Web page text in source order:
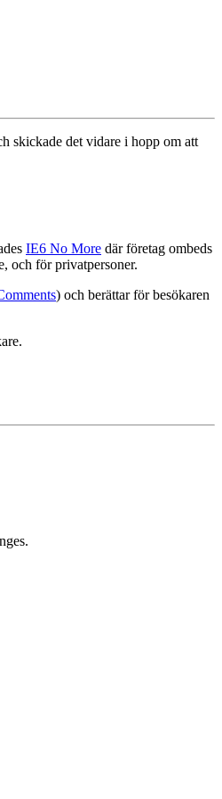
skickade det vidare i hopp om att
IE6 No More där företag ombeds
och för privatpersoner.
) och berättar för besökaren